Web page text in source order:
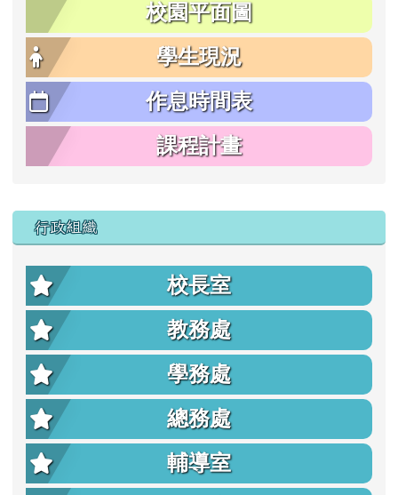
校園平面圖
學生現況
作息時間表
課程計畫
行政組織
校長室
教務處
學務處
總務處
輔導室